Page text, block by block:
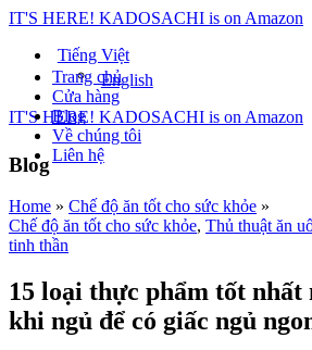
IT'S HERE! KADOSACHI is on Amazon
Tiếng Việt
English
IT'S HERE! KADOSACHI is on Amazon
Trang chủ
Cửa hàng
Blog
Về chúng tôi
Liên hệ
Search
0Wishlist
Menu
0 Wishlist
Blog
Home » Chế độ ăn tốt cho sức khỏe »
Chế độ ăn tốt cho sức khỏe, Thủ thuật ăn
tinh thần
15 loại thực phẩm tốt nhất
khi ngủ để có giấc ngủ